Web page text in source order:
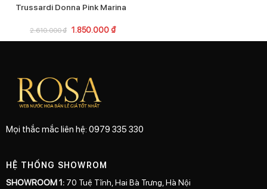
Trussardi Donna Pink Marina
2.610.000₫ 1.850.000 ₫
Mọi thắc mắc liên hệ: 0979 335 330
HỆ THỐNG SHOWROM
SHOWROOM 1: 70 Tuệ Tĩnh, Hai Bà Trưng, Hà Nội